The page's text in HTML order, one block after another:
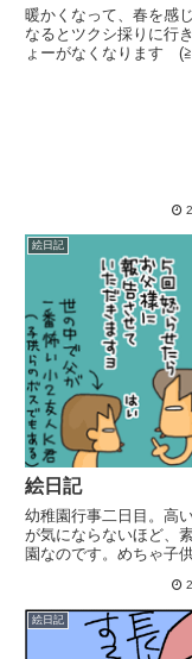
暖かくなって、春を感
なるとツクシ採りに行
ょーがなくなります
絵日記
絵日記
幼稚園行事二日目。高
が気にならないほど、
園なのです。めちゃ子供
きたがる行事。卒園し
きなのが凄い。お友達
預かり、どうなる事か
しつつ2人組x3になり、
絵日記